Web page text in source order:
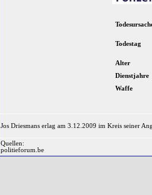
Todestag
Alter
Dienstjahre
Waffe
Jos Driesmans erlag am 3.12.2009 im Kreis seiner
Quellen:
politieforum.be